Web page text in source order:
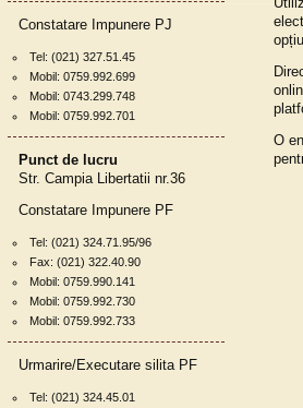
Constatare Impunere PJ
Tel: (021) 327.51.45
Mobil: 0759.992.699
Mobil: 0743.299.748
Mobil: 0759.992.701
Punct de lucru
Str. Campia Libertatii nr.36
Constatare Impunere PF
Tel: (021) 324.71.95/96
Fax: (021) 322.40.90
Mobil: 0759.990.141
Mobil: 0759.992.730
Mobil: 0759.992.733
Urmarire/Executare silita PF
Tel: (021) 324.45.01
O